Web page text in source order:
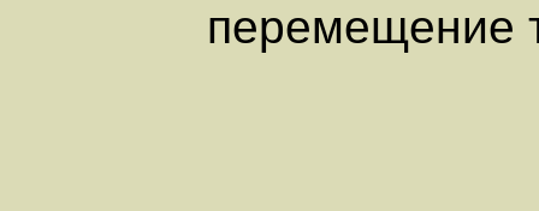
перемещение